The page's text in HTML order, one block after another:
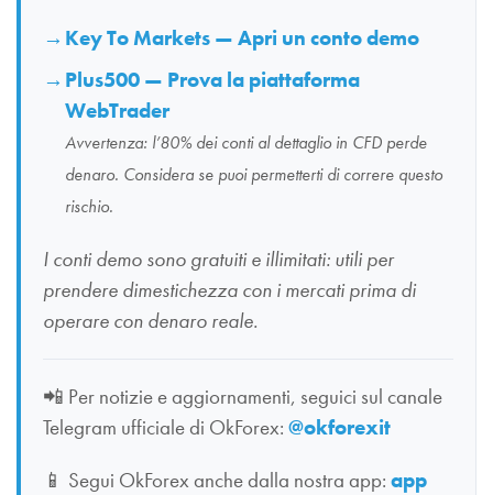
Key To Markets — Apri un conto demo
Plus500 — Prova la piattaforma
WebTrader
Avvertenza: l’80% dei conti al dettaglio in CFD perde
denaro. Considera se puoi permetterti di correre questo
rischio.
I conti demo sono gratuiti e illimitati: utili per
prendere dimestichezza con i mercati prima di
operare con denaro reale.
📲 Per notizie e aggiornamenti, seguici sul canale
Telegram ufficiale di OkForex: @okforexit
📱 Segui OkForex anche dalla nostra app: app